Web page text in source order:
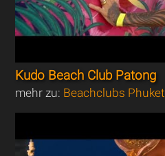
Kudo Beach Club Patong
mehr zu: Beachclubs Phuket